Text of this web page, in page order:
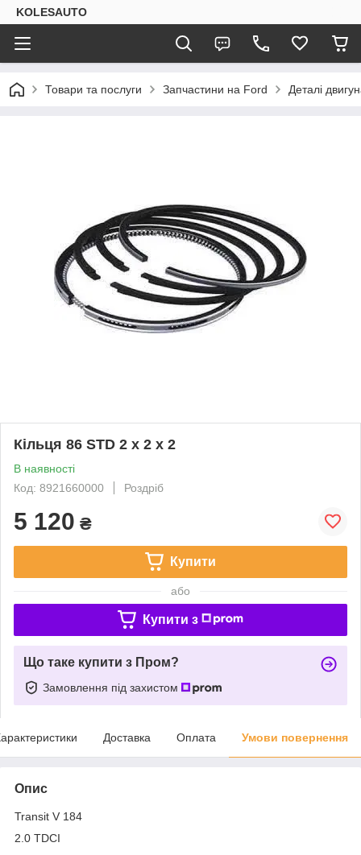
KOLESAUTO
Товари та послуги Запчастини на Ford Деталі
Кільця 86 STD 2 x 2 x 2
В наявності
Код: 8921660000
Роздріб
5 120 ₴
Купити
або
Купити з
Що таке купити з Пром?
Замовлення під захистом
Доставка Оплата Умови повернення
Опис
Transit V 184
2.0 TDCI